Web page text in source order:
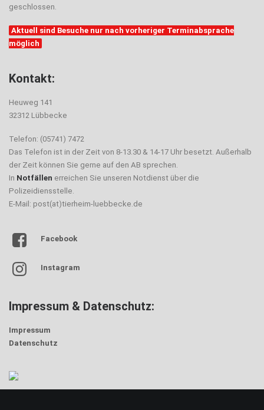
geschlossen.
Aktuell sind Besuche nur nach vorheriger Terminabsprache
möglich
Kontakt:
Heuweg 141
32312 Lübbecke
Telefon: (05741) 7472
Das Telefon ist in der Zeit von 8-13.30 & 14-17 Uhr besetzt. Außerhalb
der Zeit können Sie gerne auf den AB sprechen.
In Notfällen erreichen Sie unseren Notdienst über die
Polizeidiensstelle.
E-Mail: post(at)tierheim-luebbecke.de
Facebook
Instagram
Impressum & Datenschutz:
Impressum
Datenschutz